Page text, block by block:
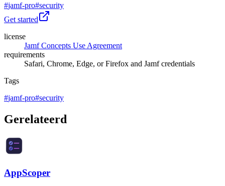
#jamf-pro#security
Get started
license
Jamf Concepts Use Agreement
requirements
Safari, Chrome, Edge, or Firefox and Jamf credentials
Tags
#jamf-pro#security
Gerelateerd
AppScoper